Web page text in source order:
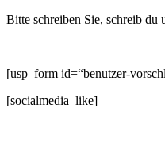
Bitte schreiben Sie, schreib du
[usp_form id=“benutzer-
[socialmedia_like]